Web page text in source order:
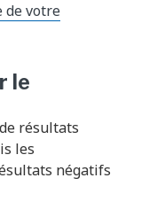
de votre
le
résultats
les
négatifs